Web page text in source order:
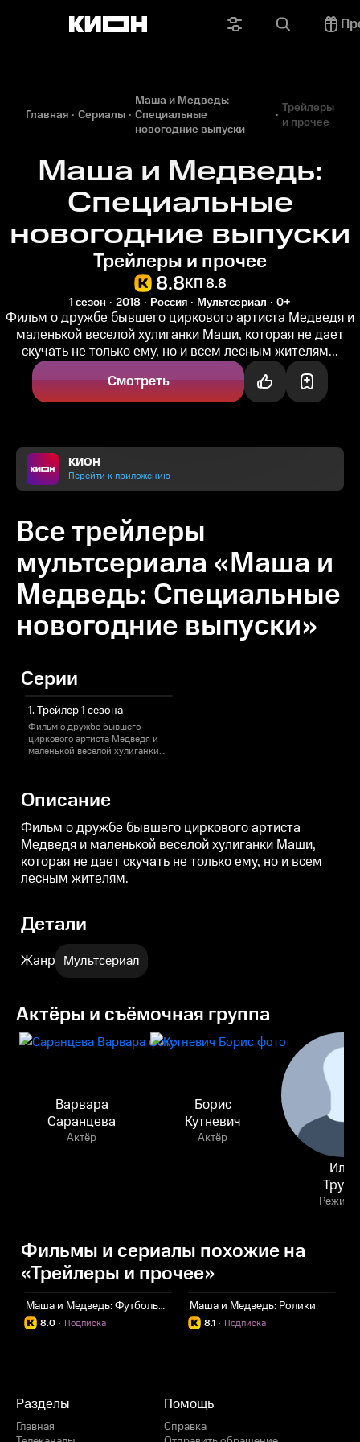
Главная Сериалы
Маша и Медведь:
Специальные
новогодние выпуски
Трейлеры
и прочее
Маша и Медведь:
Специальные
новогодние выпуски
Трейлеры и прочее
8.8КП 8.8
1 сезон 2018 Россия Мультсериал 0+
Фильм о дружбе бывшего циркового артиста Медведя и
маленькой веселой хулиганки Маши, которая не дает
скучать не только ему, но и всем лесным жителям...
Смотреть
КИОН
Перейти к приложению
Все трейлеры
мультсериала «Маша и
Медведь: Специальные
новогодние выпуски»
Серии
1. Трейлер 1 сезона
Фильм о дружбе бывшего
циркового артиста Медведя и
маленькой веселой хулиганки
Описание
Фильм о дружбе бывшего циркового артиста
Медведя и маленькой веселой хулиганки Маши,
которая не дает скучать не только ему, но и всем
лесным жителям.
Детали
Жанр Мультсериал
Актёры и съёмочная группа
Варвара
Саранцева
Актёр
Борис
Кутневич
Актёр
Илья
Фильмы и сериалы похожие на
«Трейлеры и прочее»
Маша и Медведь: Футбольные выпуски
8.0 Подписка
·
Маша и Медведь: Ролики
8.1 Подписка
·
Разделы
Главная
Помощь
Справка